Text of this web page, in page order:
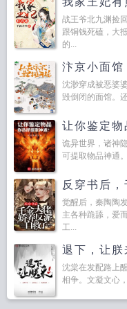
战王爷北九渊捡
跟铜钱死磕，大
的...
汴京小面馆
沈渺穿成被恶婆
毁倒闭的面馆。
让你鉴定物
诡异世界，诸神
可提取物品神通
反穿书后
觉醒后，秦陶陶
主各种跪舔，爱
工...
退下，让朕
沈棠在发配路上
相争。文凝文心